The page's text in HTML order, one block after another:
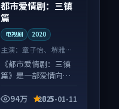
都市爱情剧：三镇
篇
电视剧 2020
主演：章子怡、堺雅人
等
《都市爱情剧：三镇
篇》是一部爱情向电
层层推进，尾声常有
94万 8.5
2025-01-11